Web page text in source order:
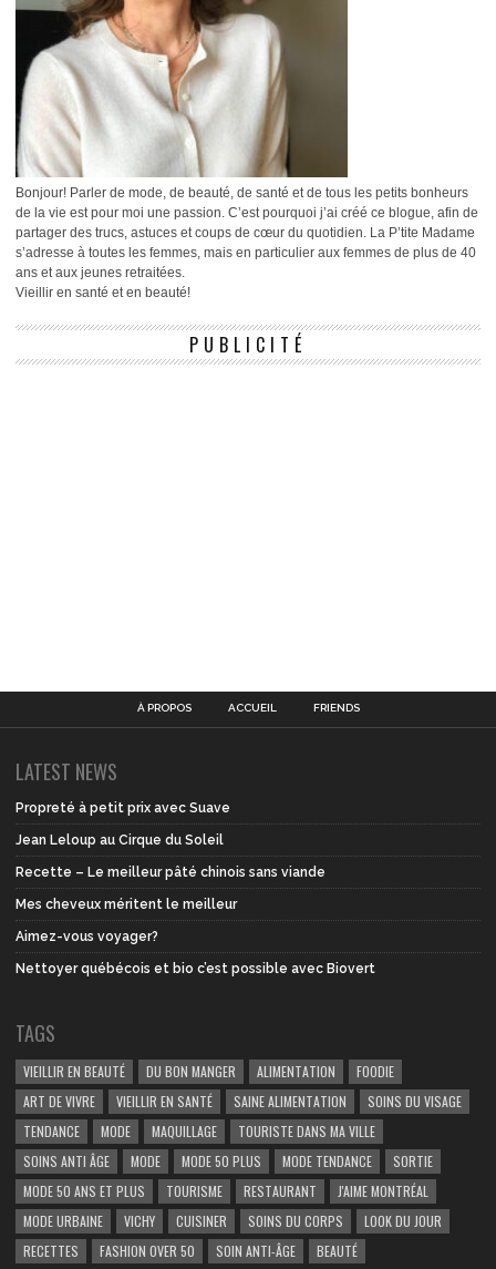
Bonjour! Parler de mode, de beauté, de santé et de tous les petits bonheurs
de la vie est pour moi une passion. C’est pourquoi j’ai créé ce blogue, afin de
partager des trucs, astuces et coups de cœur du quotidien. La P’tite Madame
s’adresse à toutes les femmes, mais en particulier aux femmes de plus de 40
ans et aux jeunes retraitées.
Vieillir en santé et en beauté!
PUBLICITÉ
À PROPOS ACCUEIL FRIENDS
LATEST NEWS
Propreté à petit prix avec Suave
Jean Leloup au Cirque du Soleil
Recette – Le meilleur pâté chinois sans viande
Mes cheveux méritent le meilleur
Aimez-vous voyager?
Nettoyer québécois et bio c’est possible avec Biovert
TAGS
VIEILLIR EN BEAUTÉ DU BON MANGER ALIMENTATION
FOODIE
ART DE VIVRE
VIEILLIR EN SANTÉ SAINE ALIMENTATION
SOINS DU VISAGE
TENDANCE
MODE MAQUILLAGE
TOURISTE DANS MA VILLE
SOINS ANTI ÂGE
MODE MODE 50 PLUS MODE TENDANCE
SORTIE
MODE 50 ANS ET PLUS
TOURISME RESTAURANT
J'AIME MONTRÉAL
MODE URBAINE
VICHY CUISINER SOINS DU CORPS
LOOK DU JOUR
RECETTES
FASHION OVER 50 SOIN ANTI-ÂGE BEAUTÉ